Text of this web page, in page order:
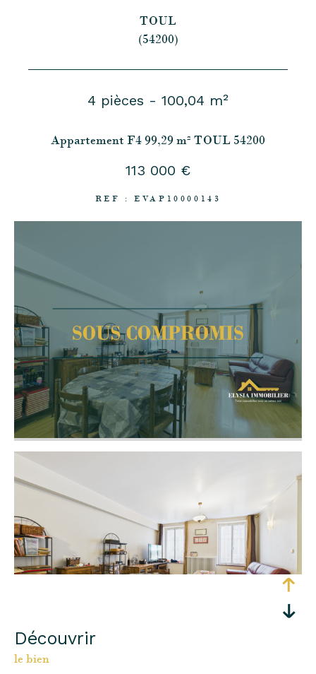
TOUL
(54200)
4 pièces - 100,04 m²
Appartement F4 99,29 m² TOUL 54200
113 000 €
REF : EVAP10000143
découvrir
le bien